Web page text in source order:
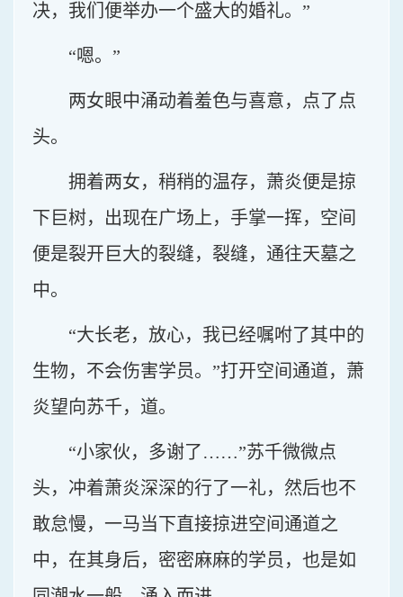
决，我们便举办一个盛大的婚礼。”
“嗯。”
两女眼中涌动着羞色与喜意，点了点
头。
拥着两女，稍稍的温存，萧炎便是掠
下巨树，出现在广场上，手掌一挥，空间
便是裂开巨大的裂缝，裂缝，通往天墓之
中。
“大长老，放心，我已经嘱咐了其中的
生物，不会伤害学员。”打开空间通道，萧
炎望向苏千，道。
“小家伙，多谢了……”苏千微微点
头，冲着萧炎深深的行了一礼，然后也不
敢怠慢，一马当下直接掠进空间通道之
中，在其身后，密密麻麻的学员，也是如